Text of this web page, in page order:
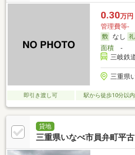
0.30万円
管理費等-
なし
面積-
三岐鉄
三重県
即引き渡し可 駅から徒歩10分以内
貸地
三重県いなべ市員弁町平古